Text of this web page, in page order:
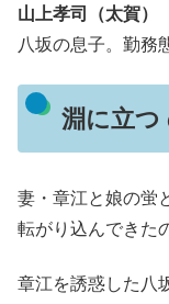
山上孝司（太賀）
八坂の息子。勤務
淵に立つ
妻・章江と娘の蛍
転がり込んできた
章江を誘惑した八